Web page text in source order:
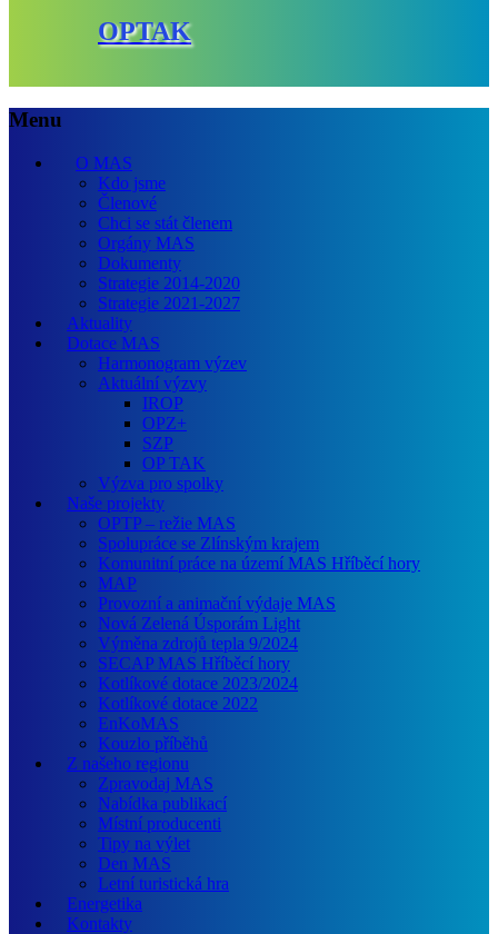
OPTAK
Menu
O MAS
Kdo jsme
Členové
Chci se stát členem
Orgány MAS
Dokumenty
Strategie 2014-2020
Strategie 2021-2027
Aktuality
Dotace MAS
Harmonogram výzev
Aktuální výzvy
IROP
OPZ+
SZP
OP TAK
Výzva pro spolky
Naše projekty
OPTP – režie MAS
Spolupráce se Zlínským krajem
Komunitní práce na území MAS Hříběcí hory
MAP
Provozní a animační výdaje MAS
Nová Zelená Úsporám Light
Výměna zdrojů tepla 9/2024
SECAP MAS Hříběcí hory
Kotlíkové dotace 2023/2024
Kotlíkové dotace 2022
EnKoMAS
Kouzlo příběhů
Z našeho regionu
Zpravodaj MAS
Nabídka publikací
Místní producenti
Tipy na výlet
Den MAS
Letní turistická hra
Energetika
Kontakty